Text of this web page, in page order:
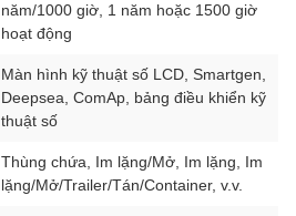
năm/1000 giờ, 1 năm hoặc 1500 giờ
hoạt động
Màn hình kỹ thuật số LCD, Smartgen,
Deepsea, ComAp, bảng điều khiển kỹ
thuật số
Thùng chứa, Im lặng/Mở, Im lặng, Im
lặng/Mở/Trailer/Tán/Container, v.v.